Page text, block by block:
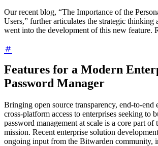
Our recent blog, “The Importance of the
Users,” further articulates the strategic thinking
went into the development of this new feature.
Features for a Modern
Password Manager
Bringing open source transparency, end-to-
cross-platform access to enterprises seeking to
password management at scale is a core part of
mission. Recent enterprise solution
ongoing input from the Bitwarden community,